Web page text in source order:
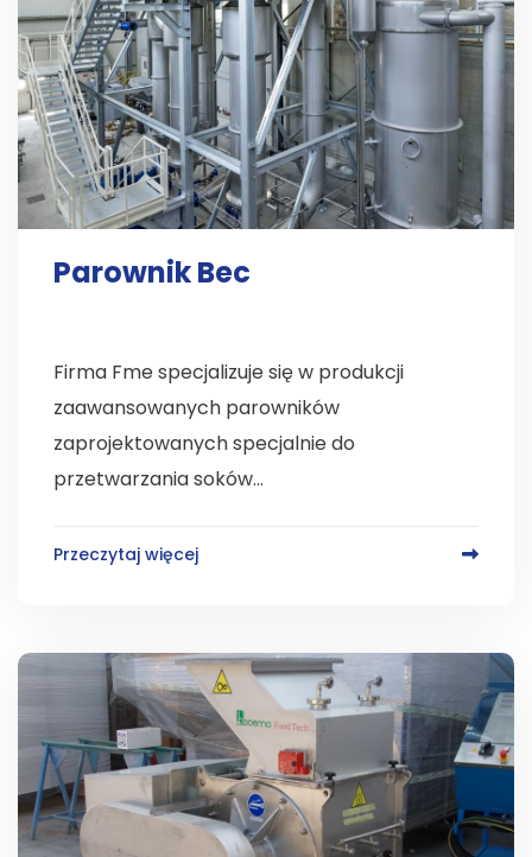
Parownik Bec
Firma Fme specjalizuje się w produkcji
zaawansowanych parowników
zaprojektowanych specjalnie do
przetwarzania soków...
Przeczytaj więcej